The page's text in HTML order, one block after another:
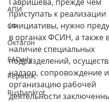
АПИ
СФ
Октагон
EADaily
Republic
Rusbankrot
приступать к реализации
инициативы, нужно
в органах ФСИН, а также
наличие специальных
подразделений,
надзор, сопровождение и
организацию рабочей
деятельности